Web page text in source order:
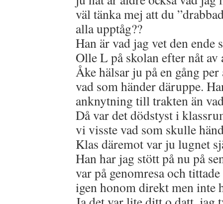
väl tänka mej att du
alla upptåg??
Han är vad jag vet den
Olle L på skolan efter nåt av
Åke hälsar ju på en gång
vad som händer däruppe.
anknytning till trakten än
Då var det dödstyst i
vi visste vad som skulle
Klas däremot var ju lugnet
Han har jag stött på nu på
var på genomresa och
igen honom direkt men inte